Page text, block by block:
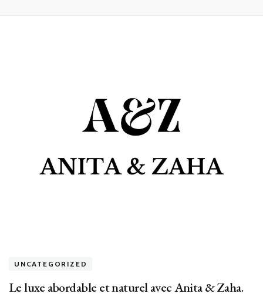
UNCATEGORIZED
Le luxe abordable et naturel avec Anita & Zaha.